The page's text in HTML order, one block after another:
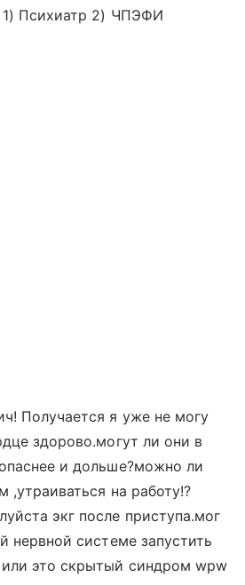
1) Психиатр 2) ЧПЭФИ
Получается я уже не могу
здорово.могут ли они в
и дольше?можно ли
,утраиваться на работу!?
экг после приступа.мог
нервной системе запустить
это скрытый синдром wpw